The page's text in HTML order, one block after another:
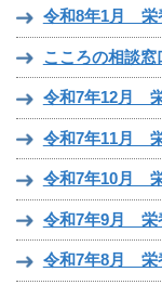
令和8年1月 栄
こころの相談窓
令和7年12月
令和7年11月
令和7年10月
令和7年9月 栄
令和7年8月 栄